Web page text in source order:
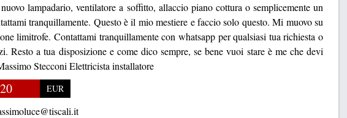
lampadario, ventilatore a soffitto, allaccio piano cottura o semplicemente un
tranquillamente. Questo è il mio mestiere e faccio solo questo. Mi muovo su
limitrofe. Contattami tranquillamente con whatsapp per qualsiasi tua richiesta o
Resto a tua disposizione e come dico sempre, se bene vuoi stare è me che devi
Stecconi Elettricista installatore
20 EUR